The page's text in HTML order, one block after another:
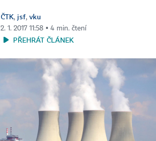
ČTK, jsf, vku
2. 1. 2017 11:58 ▪ 4 min. čtení
PŘEHRÁT ČLÁNEK